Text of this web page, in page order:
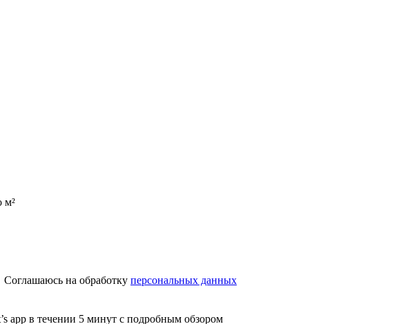
м²
Соглашаюсь на обработку персональных данных
app в течении 5 минут с подробным обзором